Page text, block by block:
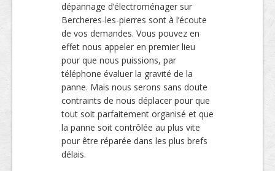
dépannage d’électroménager sur
Bercheres-les-pierres sont à l’écoute
de vos demandes. Vous pouvez en
effet nous appeler en premier lieu
pour que nous puissions, par
téléphone évaluer la gravité de la
panne. Mais nous serons sans doute
contraints de nous déplacer pour que
tout soit parfaitement organisé et que
la panne soit contrôlée au plus vite
pour être réparée dans les plus brefs
délais.